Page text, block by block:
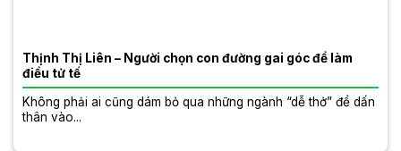
Thịnh Thị Liên – Người chọn con đường gai góc để làm
điều tử tế
Không phải ai cũng dám bỏ qua những ngành “dễ thở” để dấn
thân vào...